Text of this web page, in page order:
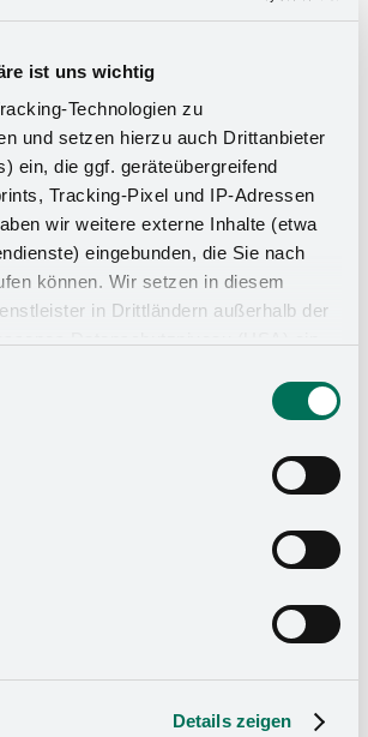
ist uns wichtig
Technologien zu
und setzen hierzu auch Drittanbieter
ein, die ggf. geräteübergreifend
Tracking-Pixel und IP-Adressen
wir weitere externe Inhalte (etwa
eingebunden, die Sie nach
können. Wir setzen in diesem
in Drittländern außerhalb der
Überwachungszwecken zugreifen,
können. Mit Ihrer Einstellung
beschriebenen Vorgänge ein. Sie
finden Sie in unserer
Impressum.
Details zeigen
a las tradicionales bandejas